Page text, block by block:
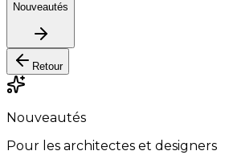
Nouveautés
Retour
Nouveautés
Pour les architectes et designers